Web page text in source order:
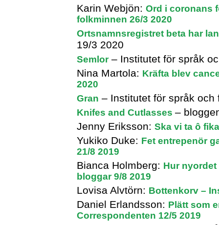
Karin Webjön: Ord i coronans
folkminnen 26/3 2020
Ortsnamnsregistret beta har
19/3 2020
Semlor– Institutet för språk
Nina Martola: Kräfta blev
2020
Gran – Institutet för språk och
Knifes and Cutlasses –
Jenny Eriksson: Ska vi ta ô
Yukiko Duke: Fet entrepenör
21/8 2019
Bianca Holmberg: Hur
bloggar 9/8 2019
Lovisa Alvtörn: Bottenkorv –
Daniel Erlandsson: Plätt som
Correspondenten 12/5 2019